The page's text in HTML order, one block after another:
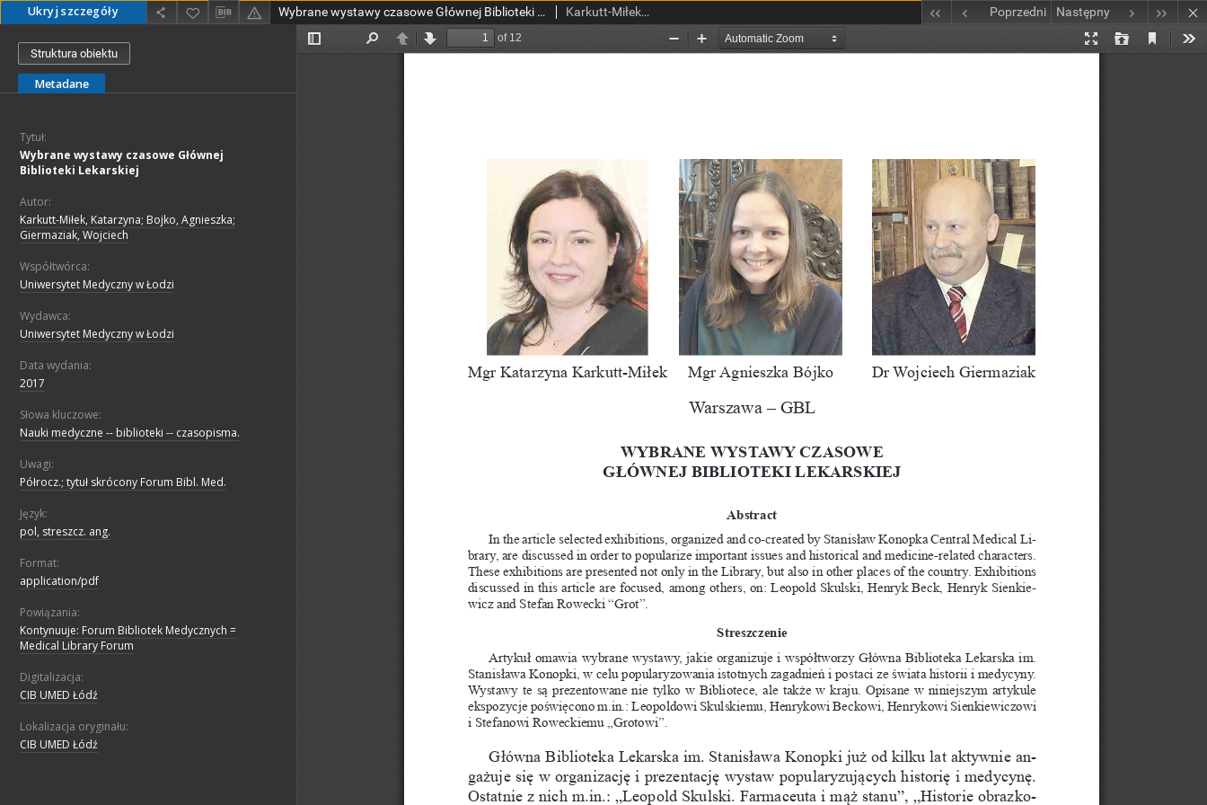
Ukryj szczegóły Wybrane wystawy czasowe Głównej Biblioteki Lekarskiej Karkutt-Miłek, Katarzyna; Bojko, Agnieszka; Giermaziak, Wojciech Poprzedni Następny
Struktura obiektu
Metadane
Tytuł:
Wybrane wystawy czasowe Głównej
Biblioteki Lekarskiej
Autor:
Karkutt-Miłek, Katarzyna; Bojko, Agnieszka;
Giermaziak, Wojciech
Współtwórca:
Uniwersytet Medyczny w Łodzi
Wydawca:
Uniwersytet Medyczny w Łodzi
Data wydania:
2017
Słowa kluczowe:
Nauki medyczne -- biblioteki -- czasopisma.
Uwagi:
Półrocz.; tytuł skrócony Forum Bibl. Med.
Język:
pol, streszcz. ang.
Format:
application/pdf
Powiązania:
Kontynuuje: Forum Bibliotek Medycznych =
Medical Library Forum
Digitalizacja:
CIB UMED Łódź
Lokalizacja oryginału:
CIB UMED Łódź